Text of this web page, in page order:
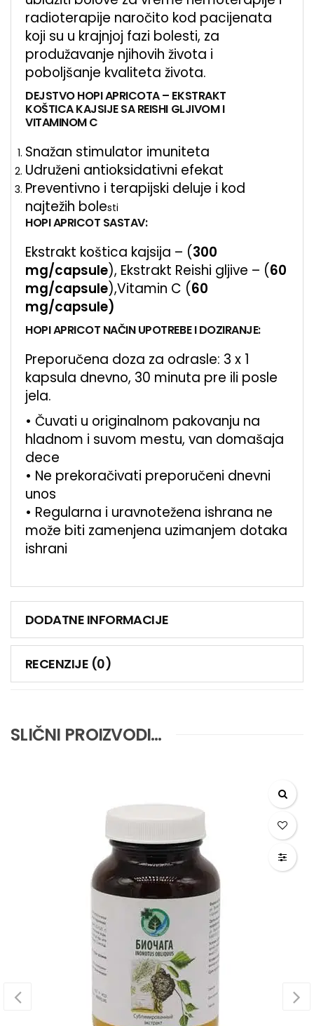
radioterapije naročito kod pacijenata
koji su u krajnjoj fazi bolesti, za
produžavanje njihovih života i
poboljšanje kvaliteta života.
DEJSTVO HOPI APRICOTA – EKSTRAKT
KOŠTICA KAJSIJE SA REISHI GLJIVOM I
VITAMINOM C
Snažan stimulator imuniteta
Udruženi antioksidativni efekat
Preventivno i terapijski deluje i kod
najtežih bolesti
HOPI APRICOT SASTAV:
Ekstrakt koštica kajsija – (300
mg/capsule), Ekstrakt Reishi gljive – (60
mg/capsule),Vitamin C (60
mg/capsule)
HOPI APRICOT NAČIN UPOTREBE I DOZIRANJE:
Preporučena doza za odrasle: 3 x 1
kapsula dnevno, 30 minuta pre ili posle
jela.
• Čuvati u originalnom pakovanju na
hladnom i suvom mestu, van domašaja
dece
• Ne prekoračivati preporučeni dnevni
unos
• Regularna i uravnotežena ishrana ne
može biti zamenjena uzimanjem dotaka
ishrani
DODATNE INFORMACIJE
RECENZIJE (0)
SLIČNI PROIZVODI…